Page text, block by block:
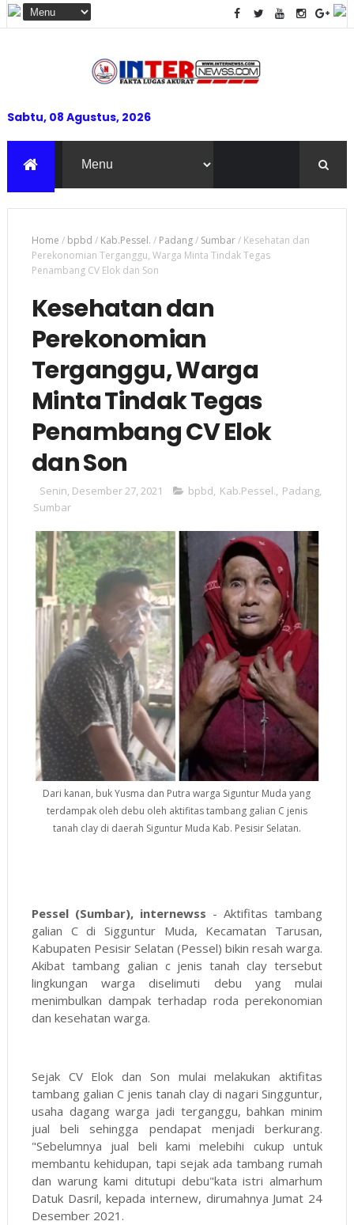
Sabtu, 08 Agustus, 2026
Home / bpbd / Kab.Pessel. / Padang/ Sumbar/ Kesehatan dan
Perekonomian Terganggu, Warga Minta Tindak Tegas
Penambang CV Elok dan Son
Kesehatan dan
Perekonomian
Terganggu, Warga
Minta Tindak Tegas
Penambang CV Elok
dan Son
Senin, Desember 27, 2021 bpbd, Kab.Pessel., Padang,
Sumbar
Dari kanan, buk Yusma dan Putra warga Siguntur Muda yang
terdampak oleh debu oleh aktifitas tambang galian C jenis
tanah clay di daerah Siguntur Muda Kab. Pesisir Selatan.
Pessel (Sumbar), internewss - Aktifitas tambang
galian C di Sigguntur Muda, Kecamatan Tarusan,
Kabupaten Pesisir Selatan (Pessel) bikin resah warga.
Akibat tambang galian c jenis tanah clay tersebut
lingkungan warga diselimuti debu yang mulai
menimbulkan dampak terhadap roda perekonomian
dan kesehatan warga.
Sejak CV Elok dan Son mulai melakukan aktifitas
tambang galian C jenis tanah clay di nagari Singguntur,
usaha dagang warga jadi terganggu, bahkan minim
jual beli sehingga pendapat menjadi berkurang.
"Sebelumnya jual beli kami melebihi cukup untuk
membantu kehidupan, tapi sejak ada tambang rumah
dan warung kami ditutupi debu"kata istri almarhum
Datuk Dasril, kepada internew, dirumahnya Jumat 24
Desember 2021.